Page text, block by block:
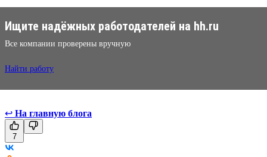
Ищите надёжных работодателей на hh.ru
Все компании проверены вручную
Найти работу
↩ На главную блога
7